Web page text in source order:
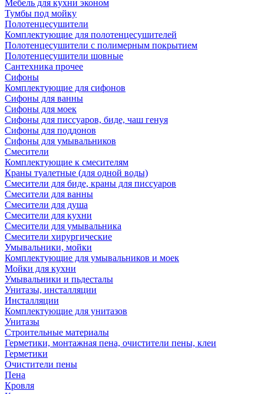
Мебель для кухни эконом
Тумбы под мойку
Полотенцесушители
Комплектующие для полотенцесушителей
Полотенцесушители с полимерным покрытием
Полотенцесушители шовные
Сантехника прочее
Сифоны
Комплектующие для сифонов
Сифоны для ванны
Сифоны для моек
Сифоны для писсуаров, биде, чаш генуя
Сифоны для поддонов
Сифоны для умывальников
Смесители
Комплектующие к смесителям
Краны туалетные (для одной воды)
Смесители для биде, краны для писсуаров
Смесители для ванны
Смесители для душа
Смесители для кухни
Смесители для умывальника
Смесители хирургические
Умывальники, мойки
Комплектующие для умывальников и моек
Мойки для кухни
Умывальники и пьдесталы
Унитазы, инсталляции
Инсталляции
Комплектующие для унитазов
Унитазы
Строительные материалы
Герметики, монтажная пена, очистители пены, клеи
Герметики
Очистители пены
Пена
Кровля